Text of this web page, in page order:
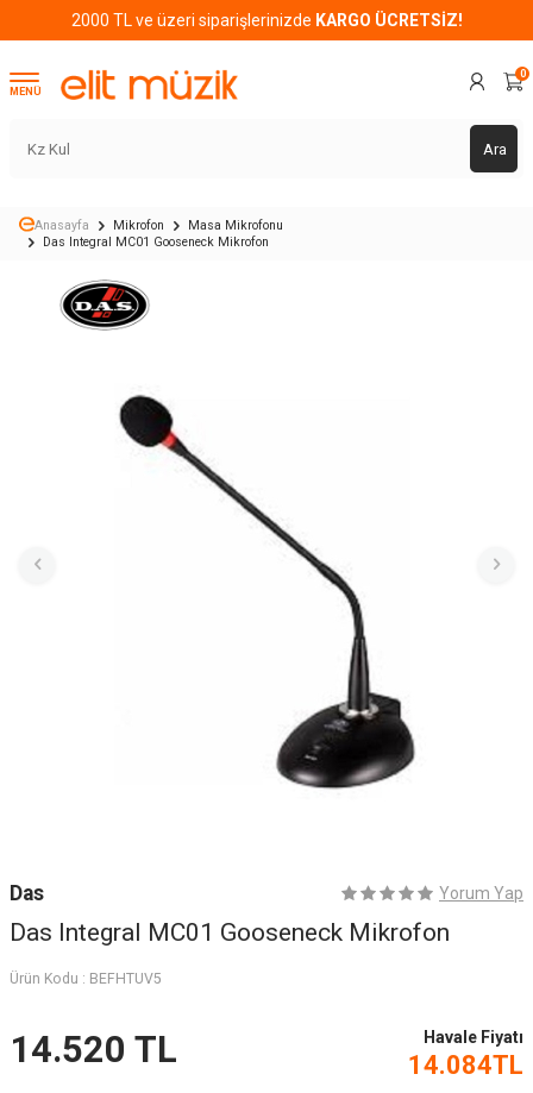
2000 TL ve üzeri siparişlerinizde KARGO ÜCRETSİZ!
MENÜ
Ara
0
Anasayfa Mikrofon
Masa Mikrofonu
Das Integral MC01 Gooseneck Mikrofon
Das Yorum Yap
Das Integral MC01 Gooseneck Mikrofon
Ürün Kodu : BEFHTUV5
14.520 TL Havale Fiyatı
14.084TL